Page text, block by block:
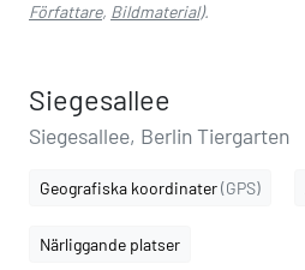
Författare, Bildmaterial).
Siegesallee
Siegesallee, Berlin Tiergarten
Geografiska koordinater(GPS)
Närliggande platser